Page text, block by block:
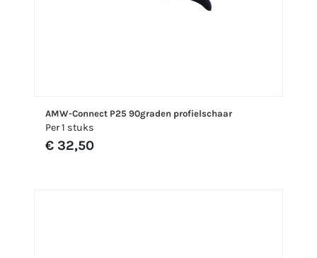
AMW-Connect P25 90graden profielschaar
Per 1 stuks
€ 32,50